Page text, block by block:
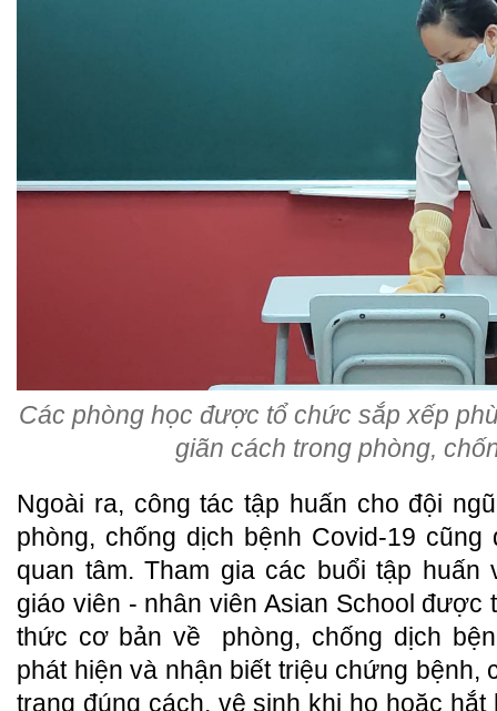
Các phòng học được tổ chức sắp xếp
giãn cách trong phòng,
Ngoài ra, công tác tập huấn cho đội
phòng, chống dịch bệnh Covid-19
quan tâm. Tham gia các buổi tập
giáo viên - nhân viên Asian School được
thức cơ bản về phòng, chống dịch
phát hiện và nhận biết triệu chứng bệnh,
trang đúng cách, vệ sinh khi ho hoặc